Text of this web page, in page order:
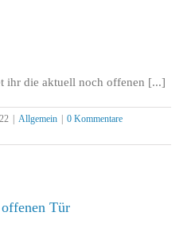
ihr die aktuell noch offenen [...]
Allgemein
0 Kommentare
Tür